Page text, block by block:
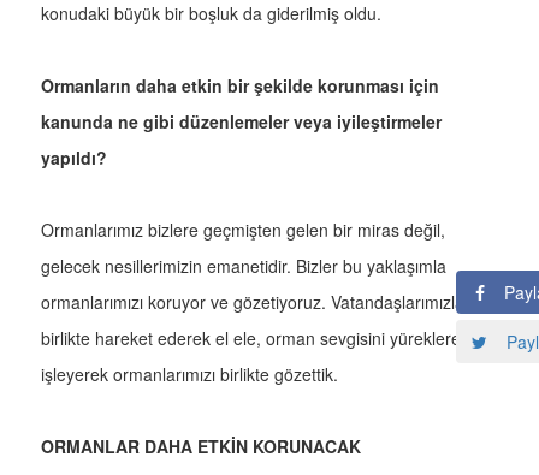
konudaki büyük bir boşluk da giderilmiş oldu.
Ormanların daha etkin bir şekilde korunması için
kanunda ne gibi düzenlemeler veya iyileştirmeler
yapıldı?
Ormanlarımız bizlere geçmişten gelen bir miras değil,
gelecek nesillerimizin emanetidir. Bizler bu yaklaşımla
ormanlarımızı koruyor ve gözetiyoruz. Vatandaşlarımızla
birlikte hareket ederek el ele, orman sevgisini yüreklere
işleyerek ormanlarımızı birlikte gözettik.
ORMANLAR DAHA ETKİN KORUNACAK